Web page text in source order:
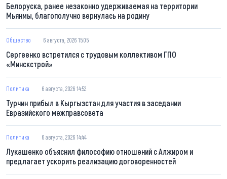
Белоруска, ранее незаконно удерживаемая на территории
Мьянмы, благополучно вернулась на родину
Общество 6 августа, 2026 15:05
Сергеенко встретился с трудовым коллективом ГПО
«Минскстрой»
Политика 6 августа, 2026 14:52
Турчин прибыл в Кыргызстан для участия в заседании
Евразийского межправсовета
Политика 6 августа, 2026 14:44
Лукашенко объяснил философию отношений с Алжиром и
предлагает ускорить реализацию договоренностей